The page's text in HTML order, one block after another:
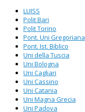
LUISS
Polit Bari
Polit Torino
Pont. Uni Gregoriana
Pont. Ist. Biblico
Uni della Tuscia
Uni Bologna
Uni Cagliari
Uni Cassino
Uni Catania
Uni Magna Grecia
Uni Padova